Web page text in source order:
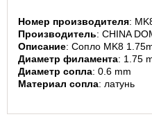
Номер производителя:
Производитель: CHINA
Описание: Сопло MK8
Диаметр филамента: 1.75
Диаметр сопла: 0.6 mm
Материал сопла: латунь